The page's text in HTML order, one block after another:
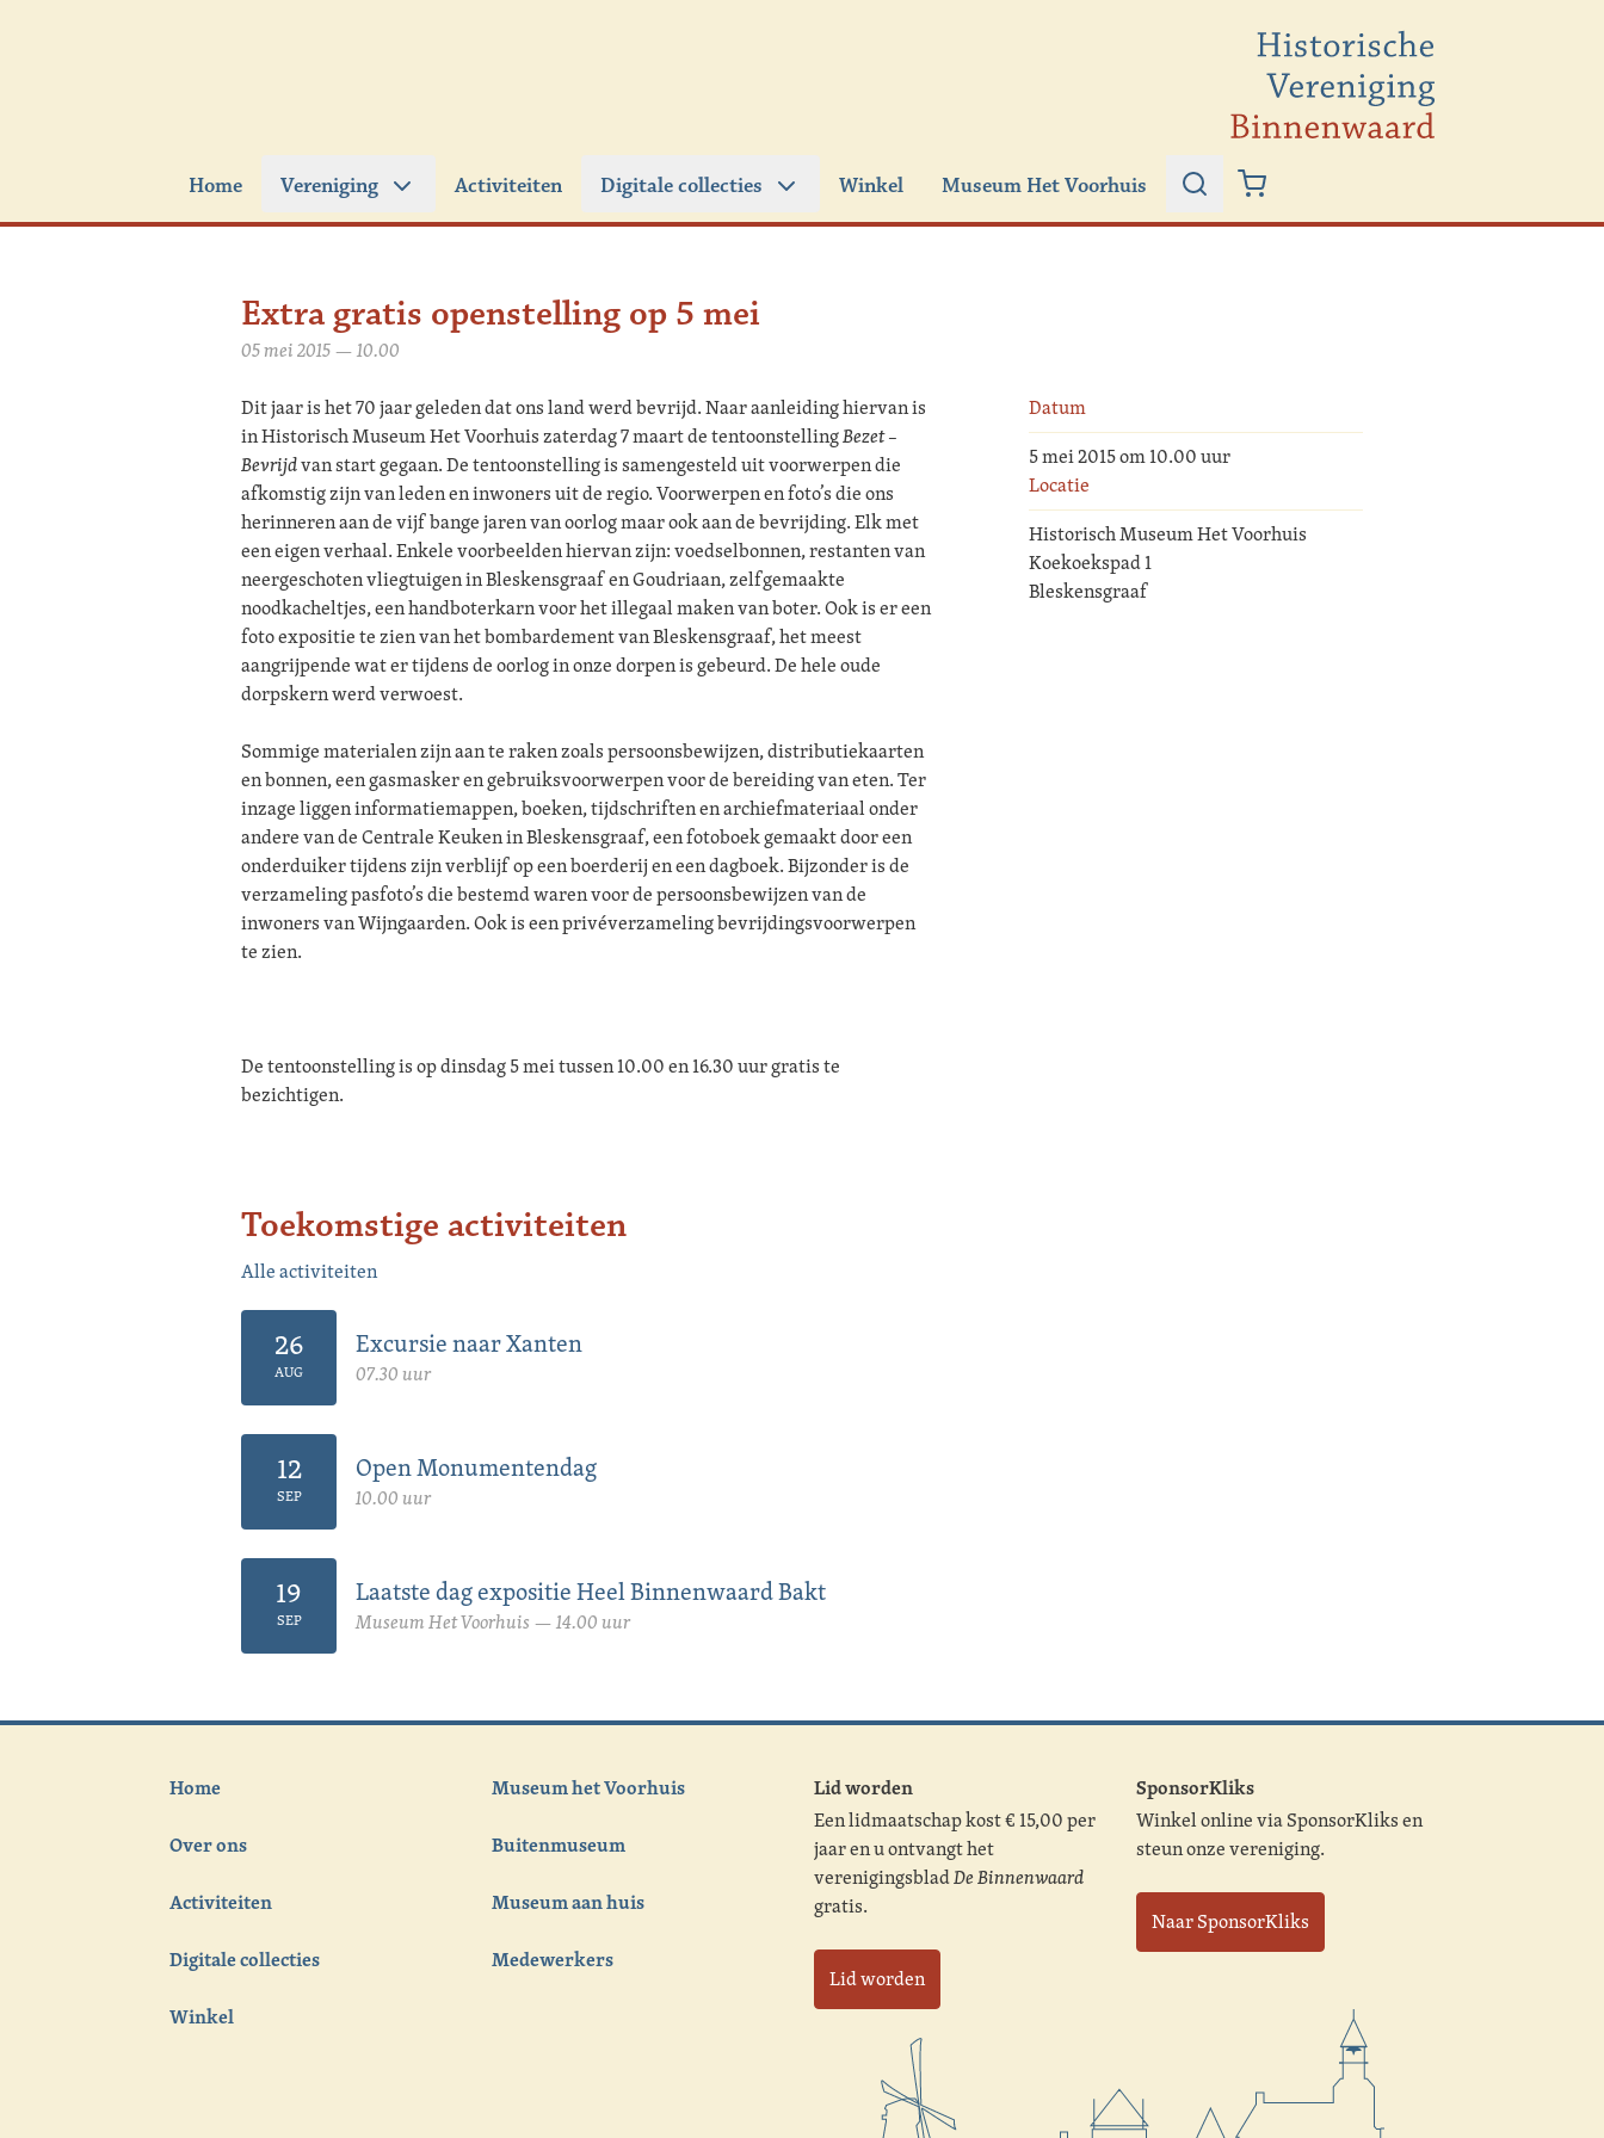
Home Vereniging Activiteiten Digitale collecties Winkel Museum Het Voorhuis
Zoeken
Extra gratis openstelling op 5 mei
05 mei 2015 — 10.00
Dit jaar is het 70 jaar geleden dat ons land werd bevrijd. Naar aanleiding hiervan is
in Historisch Museum Het Voorhuis zaterdag 7 maart de tentoonstellingBezet –
Bevrijdvan start gegaan. De tentoonstelling is samengesteld uit voorwerpen die
afkomstig zijn van leden en inwoners uit de regio. Voorwerpen en foto’s die ons
herinneren aan de vijf bange jaren van oorlog maar ook aan de bevrijding. Elk met
een eigen verhaal. Enkele voorbeelden hiervan zijn: voedselbonnen, restanten van
neergeschoten vliegtuigen in Bleskensgraaf en Goudriaan, zelfgemaakte
noodkacheltjes, een handboterkarn voor het illegaal maken van boter. Ook is er een
foto expositie te zien van het bombardement van Bleskensgraaf, het meest
aangrijpende wat er tijdens de oorlog in onze dorpen is gebeurd. De hele oude
dorpskern werd verwoest.
Sommige materialen zijn aan te raken zoals persoonsbewijzen, distributiekaarten
en bonnen, een gasmasker en gebruiksvoorwerpen voor de bereiding van eten. Ter
inzage liggen informatiemappen, boeken, tijdschriften en archiefmateriaal onder
andere van de Centrale Keuken in Bleskensgraaf, een fotoboek gemaakt door een
onderduiker tijdens zijn verblijf op een boerderij en een dagboek. Bijzonder is de
verzameling pasfoto’s die bestemd waren voor de persoonsbewijzen van de
inwoners van Wijngaarden. Ook is een privéverzameling bevrijdingsvoorwerpen
te zien.
De tentoonstelling is op dinsdag 5 mei tussen 10.00 en 16.30 uur gratis te
bezichtigen.
Datum
5 mei 2015 om 10.00 uur
Locatie
Historisch Museum Het Voorhuis
Koekoekspad 1
Bleskensgraaf
Toekomstige activiteiten
Alle activiteiten
26
AUG
Excursie naar Xanten
07.30 uur
12
SEP
Open Monumentendag
10.00 uur
19
SEP
Laatste dag expositie Heel Binnenwaard Bakt
Museum Het Voorhuis — 14.00 uur
Home
Over ons
Activiteiten
Digitale collecties
Winkel
Museum het Voorhuis
Buitenmuseum
Museum aan huis
Medewerkers
Lid worden
Een lidmaatschap kost € 15,00 per
jaar en u ontvangt het
verenigingsbladDe Binnenwaard
gratis.
Lid worden
SponsorKliks
Winkel online via SponsorKliks en
steun onze vereniging.
Naar SponsorKliks